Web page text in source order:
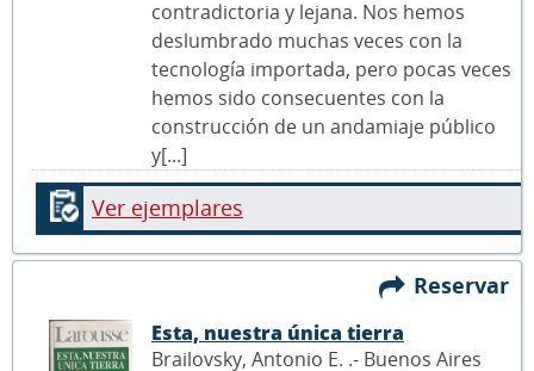
contradictoria y lejana. Nos hemos
deslumbrado muchas veces con la
tecnología importada, pero pocas veces
hemos sido consecuentes con la
construcción de un andamiaje público
y[...]
Ver ejemplares
Reservar
Esta, nuestra única tierra
Brailovsky, Antonio E. .- Buenos Aires